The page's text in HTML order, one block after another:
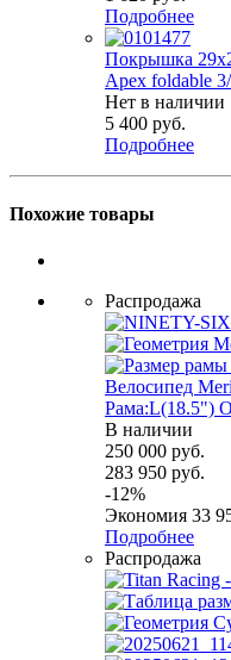
Подробнее
Покрышка
Apex foldable
Нет в наличии
5 400 руб.
Подробнее
Похожие товары
Распродажа
Велосипед
Рама:L(18.5")
В наличии
250 000 руб.
283 950 руб.
-12%
Экономия 33
Подробнее
Распродажа